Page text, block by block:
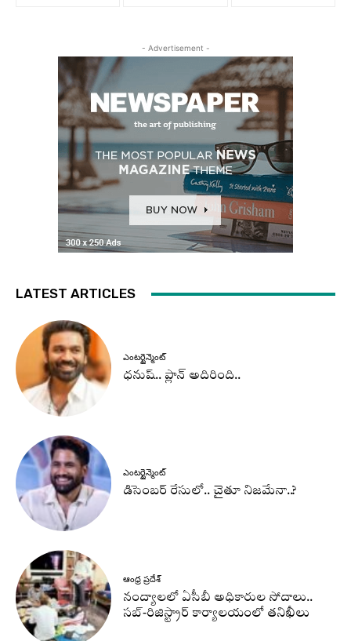
- Advertisement -
LATEST ARTICLES
ఎంటర్టైన్మెంట్
ధనుష్‌.. ప్లాన్ అదిరింది..
ఎంటర్టైన్మెంట్
డిసెంబర్ రేసులో.. చైతూ నిజమేనా..?
ఆంధ్ర ప్రదేశ్
నంద్యాలలో ఏసీబీ అధికారుల సోదాలు..
సబ్-రిజిస్ట్రార్ కార్యాలయంలో తనిఖీలు